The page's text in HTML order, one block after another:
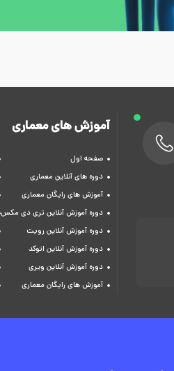
آموزش های معماری
صفحه اول
دوره های آنلاین معماری
آموزش های رایگان معماری
دوره آموزش آنلاین تری دی مکس
دوره آموزش آنلاین رویت
دوره آموزش آنلاین اتوکد
دوره آموزش آنلاین ویری
آموزش های رایگان معماری